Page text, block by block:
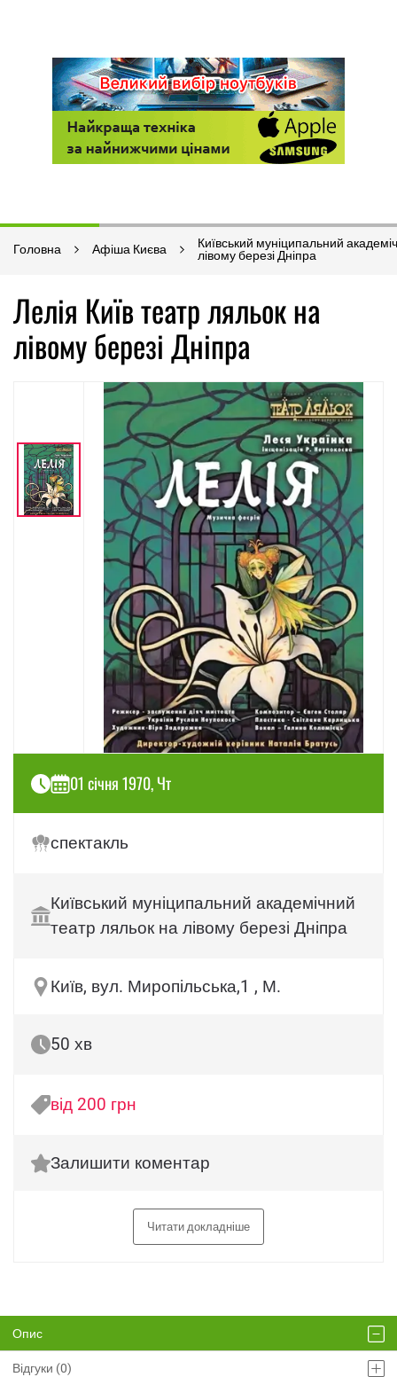
Головна Афіша Києва
Київський муніципальний
лівому березі Дніпра
Лелія Київ театр ляльок на
лівому березі Дніпра
01 січня 1970, Чт
спектакль
Київський муніципальний академічний
театр ляльок на лівому березі Дніпра
Київ, вул. Миропільська,1 , М.
50 хв
від 200 грн
Залишити коментар
Читати докладніше
Опис
Відгуки (0)